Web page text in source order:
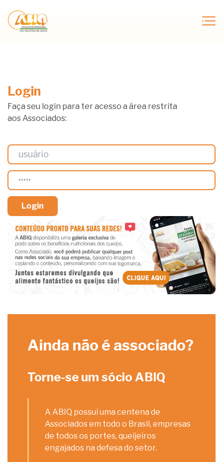
Login
Faça seu login para ter acesso a área restrita
aos Associados:
Ainda não é associado?
Torne-se um sócio ABIQ
A ABIQ possui uma centena de
Associados em todo o Brasil, empresas
de todos os portes, queijeiros
engajados na defesa do setor.